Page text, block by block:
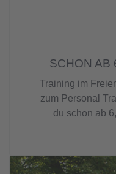
SCHON AB
Training im
zum Personal
du schon ab